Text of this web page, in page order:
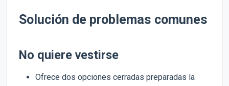
Solución de problemas comunes
No quiere vestirse
Ofrece dos opciones cerradas preparadas la